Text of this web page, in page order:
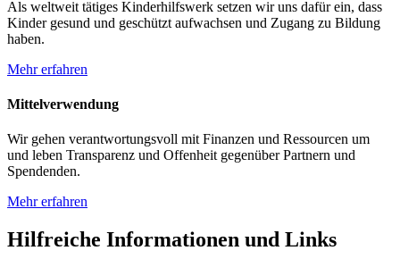
Als weltweit tätiges Kinderhilfswerk setzen wir uns dafür ein, dass
Kinder gesund und geschützt aufwachsen und Zugang zu Bildung
haben.
Mehr erfahren
Mittelverwendung
Wir gehen verantwortungsvoll mit Finanzen und Ressourcen um
und leben Transparenz und Offenheit gegenüber Partnern und
Spendenden.
Mehr erfahren
Hilfreiche Informationen und Links